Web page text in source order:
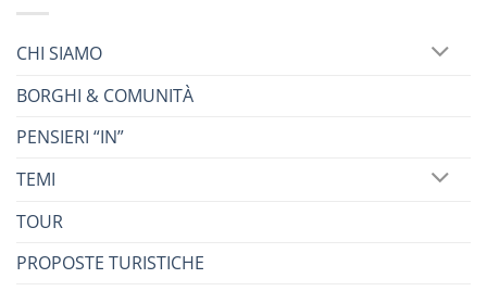
CHI SIAMO
BORGHI & COMUNITÀ
PENSIERI “IN”
TEMI
TOUR
PROPOSTE TURISTICHE